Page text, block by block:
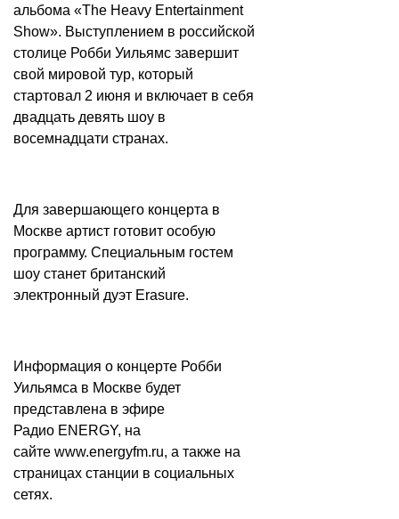
альбома «The Heavy Entertainment
Show». Выступлением в российской
столице Робби Уильямс завершит
свой мировой тур, который
стартовал 2 июня и включает в себя
двадцать девять шоу в
восемнадцати странах.
Для завершающего концерта в
Москве артист готовит особую
программу. Специальным гостем
шоу станет британский
электронный дуэт Erasure.
Информация о концерте Робби
Уильямса в Москве будет
представлена в эфире
Радио ENERGY, на
сайте www.energyfm.ru, а также на
страницах станции в социальных
сетях.